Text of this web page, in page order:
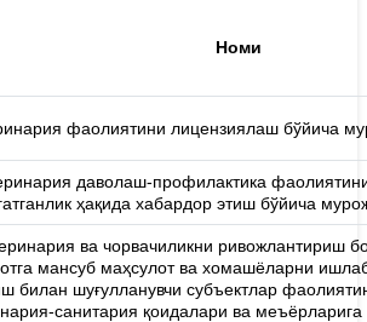
Номи
фаолиятини лицензиялаш бўйича
даволаш-профилактика
ҳақида хабардор этиш бўйича
ва чорвачиликни ривожлантириш
мансуб маҳсулот ва хомашёларни
билан шуғулланувчи субъектлар
санитария қоидалари ва